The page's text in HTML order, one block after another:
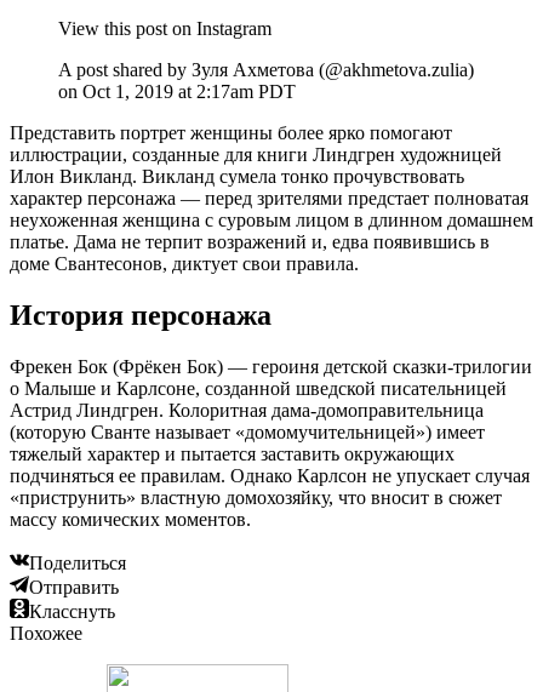
View this post on Instagram
A post shared by Зуля Ахметова (@akhmetova.zulia)
on Oct 1, 2019 at 2:17am PDT
Представить портрет женщины более ярко помогают
иллюстрации, созданные для книги Линдгрен художницей
Илон Викланд. Викланд сумела тонко прочувствовать
характер персонажа — перед зрителями предстает полноватая
неухоженная женщина с суровым лицом в длинном домашнем
платье. Дама не терпит возражений и, едва появившись в
доме Свантесонов, диктует свои правила.
История персонажа
Фрекен Бок (Фрёкен Бок) — героиня детской сказки-трилогии
о Малыше и Карлсоне, созданной шведской писательницей
Астрид Линдгрен. Колоритная дама-домоправительница
(которую Сванте называет «домомучительницей») имеет
тяжелый характер и пытается заставить окружающих
подчиняться ее правилам. Однако Карлсон не упускает случая
«приструнить» властную домохозяйку, что вносит в сюжет
массу комических моментов.
Поделиться
Отправить
Класснуть
Похожее